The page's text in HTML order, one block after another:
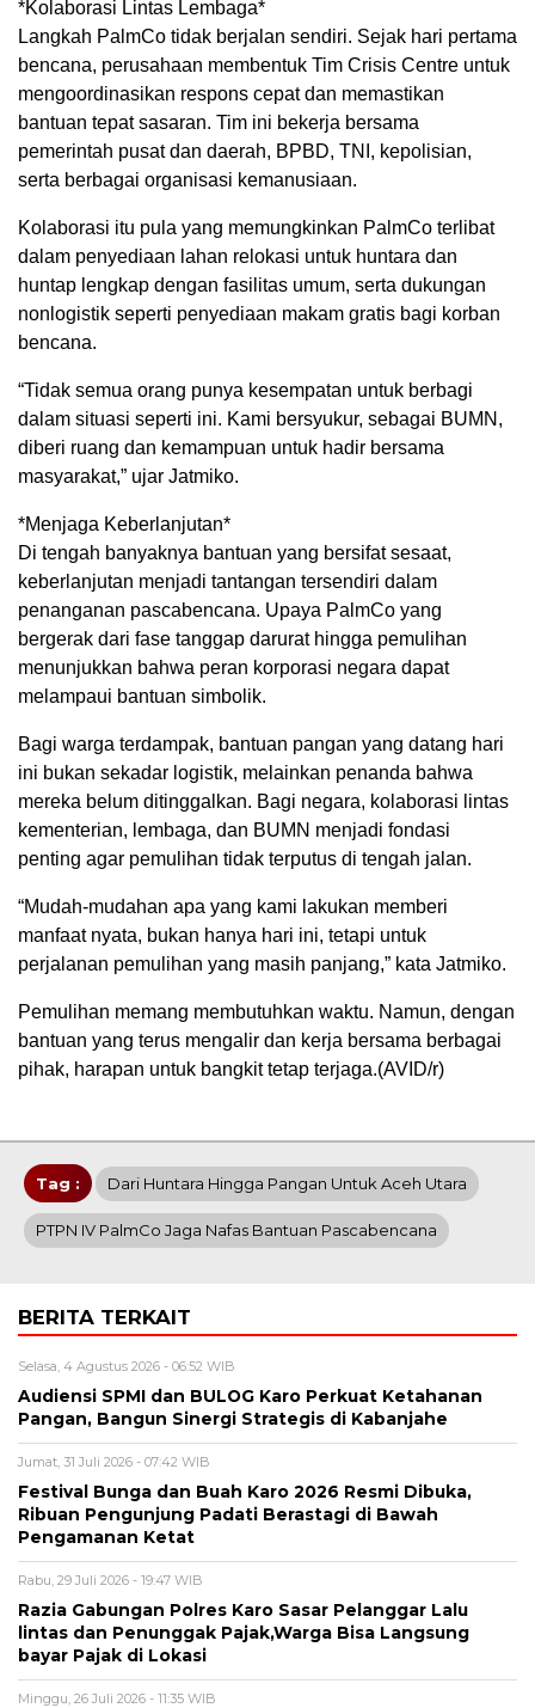
*Kolaborasi Lintas Lembaga*
Langkah PalmCo tidak berjalan sendiri. Sejak hari pertama
bencana, perusahaan membentuk Tim Crisis Centre untuk
mengoordinasikan respons cepat dan memastikan
bantuan tepat sasaran. Tim ini bekerja bersama
pemerintah pusat dan daerah, BPBD, TNI, kepolisian,
serta berbagai organisasi kemanusiaan.
Kolaborasi itu pula yang memungkinkan PalmCo terlibat
dalam penyediaan lahan relokasi untuk huntara dan
huntap lengkap dengan fasilitas umum, serta dukungan
nonlogistik seperti penyediaan makam gratis bagi korban
bencana.
“Tidak semua orang punya kesempatan untuk berbagi
dalam situasi seperti ini. Kami bersyukur, sebagai BUMN,
diberi ruang dan kemampuan untuk hadir bersama
masyarakat,” ujar Jatmiko.
*Menjaga Keberlanjutan*
Di tengah banyaknya bantuan yang bersifat sesaat,
keberlanjutan menjadi tantangan tersendiri dalam
penanganan pascabencana. Upaya PalmCo yang
bergerak dari fase tanggap darurat hingga pemulihan
menunjukkan bahwa peran korporasi negara dapat
melampaui bantuan simbolik.
Bagi warga terdampak, bantuan pangan yang datang hari
ini bukan sekadar logistik, melainkan penanda bahwa
mereka belum ditinggalkan. Bagi negara, kolaborasi lintas
kementerian, lembaga, dan BUMN menjadi fondasi
penting agar pemulihan tidak terputus di tengah jalan.
“Mudah-mudahan apa yang kami lakukan memberi
manfaat nyata, bukan hanya hari ini, tetapi untuk
perjalanan pemulihan yang masih panjang,” kata Jatmiko.
Pemulihan memang membutuhkan waktu. Namun, dengan
bantuan yang terus mengalir dan kerja bersama berbagai
pihak, harapan untuk bangkit tetap terjaga.(AVID/r)
Tag : Dari Huntara Hingga Pangan Untuk Aceh Utara
PTPN IV PalmCo Jaga Nafas Bantuan Pascabencana
BERITA TERKAIT
Selasa, 4 Agustus 2026 - 06:52 WIB
Audiensi SPMI dan BULOG Karo Perkuat Ketahanan
Pangan, Bangun Sinergi Strategis di Kabanjahe
Jumat, 31 Juli 2026 - 07:42 WIB
Festival Bunga dan Buah Karo 2026 Resmi Dibuka,
Ribuan Pengunjung Padati Berastagi di Bawah
Pengamanan Ketat
Rabu, 29 Juli 2026 - 19:47 WIB
Razia Gabungan Polres Karo Sasar Pelanggar Lalu
lintas dan Penunggak Pajak,Warga Bisa Langsung
bayar Pajak di Lokasi
Minggu, 26 Juli 2026 - 11:35 WIB